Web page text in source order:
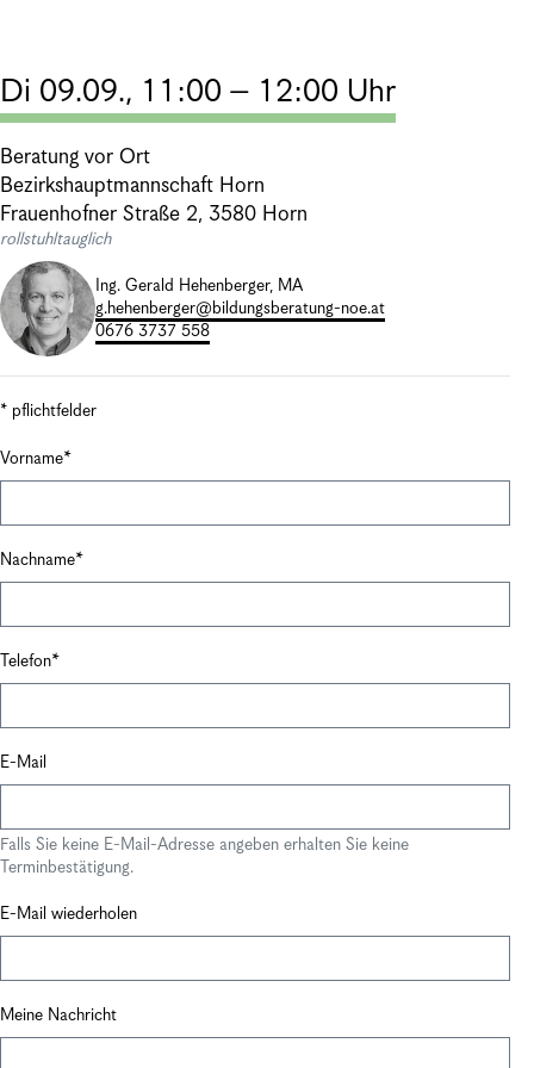
Di 09.09., 11:00 – 12:00 Uhr
Beratung vor Ort
Bezirkshauptmannschaft Horn
Frauenhofner Straße 2, 3580 Horn
rollstuhltauglich
Ing. Gerald Hehenberger, MA
g.hehenberger@bildungsberatung-noe.at
0676 3737 558
* pflichtfelder
Vorname
Nachname
Telefon
E-Mail
Falls Sie keine E-Mail-Adresse angeben erhalten Sie keine
Terminbestätigung.
E-Mail wiederholen
Meine Nachricht